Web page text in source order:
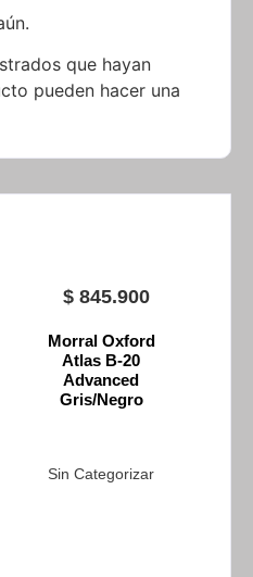
que hayan
pueden hacer una
$ 845.900
Morral Oxford
Atlas B-20
Advanced
Gris/Negro
Sin Categorizar